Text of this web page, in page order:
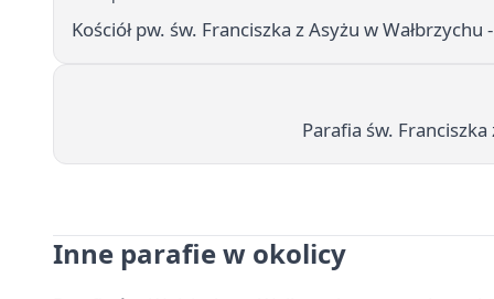
Kościół pw. św. Franciszka z Asyżu w
Parafia św.
Inne parafie w okolicy